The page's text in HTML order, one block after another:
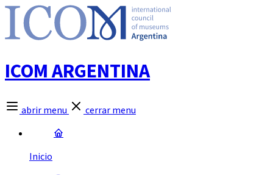
ICOM ARGENTINA
abrir menu cerrar menu
Inicio